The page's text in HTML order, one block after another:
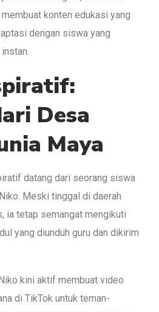
konten edukasi yang
dengan siswa yang
Desa
Maya
datang dari seorang siswa
Meski tinggal di daerah
ia tetap semangat mengikuti
yang diunduh guru dan dikirim
kini aktif membuat video
di TikTok untuk teman-